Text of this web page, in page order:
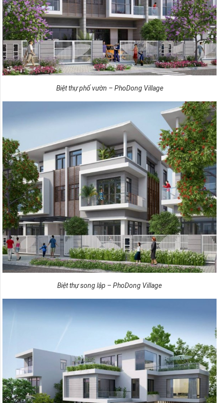
Biệt thự phố vườn – PhoDong Village
Biệt thự song lập – PhoDong Village